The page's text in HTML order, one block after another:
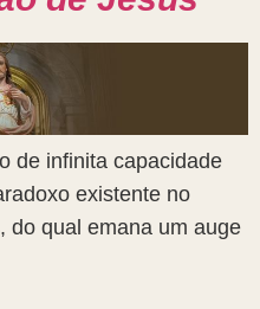
de infinita capacidade
existente no
do qual emana um auge